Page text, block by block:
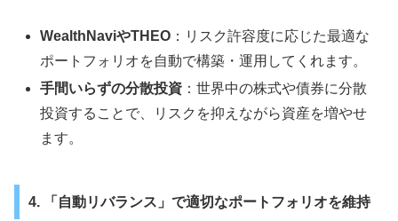
WealthNaviやTHEO ：リスク許容度に応じた最適な
ポートフォリオを自動で構築・運用してくれます。
手間いらずの分散投資 ：世界中の株式や債券に分散
投資することで、リスクを抑えながら資産を増やせ
ます。
4. 「自動リバランス」で適切なポートフォリオを維持